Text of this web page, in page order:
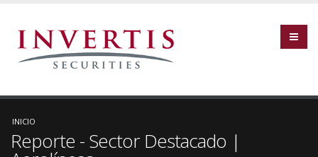
INICIO
Reporte - Sector Destacado |